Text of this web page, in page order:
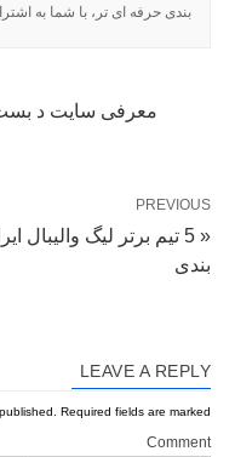
بندی حرفه ای تر، با شما به
PREVIOUS
« 5 تیم برتر لیگ
بندی
LEAVE A REPLY
Required fields are marked
Comment